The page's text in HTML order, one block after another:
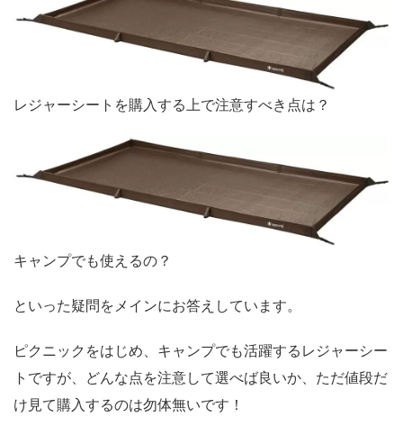
レジャーシートを購入する上で注意すべき点は？
キャンプでも使えるの？
といった疑問をメインにお答えしています。
ピクニックをはじめ、キャンプでも活躍するレジャーシー
トですが、どんな点を注意して選べば良いか、 ただ値段だ
け見て購入するのは勿体無いです！